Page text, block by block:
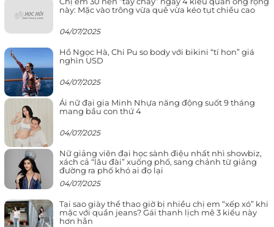
này: Mặc vào trông vừa quê vừa kéo tụt chiều cao
04/07/2025
Hồ Ngọc Hà, Chi Pu so body với bikini “tí hon” giá
nghìn USD
04/07/2025
Ái nữ đại gia Minh Nhựa năng động suốt 9 tháng
mang bầu con thứ 4
04/07/2025
Nữ giảng viên đại học sành điệu nhất nhì showbiz,
xách cả “lâu đài” xuống phố, sang chảnh từ giảng
đường ra phố khó ai đọ lại
04/07/2025
Tại sao giày thể thao giờ bị nhiều chị em “xếp xó” khi
mặc với quần jeans? Gái thanh lịch mê 3 kiểu này
hơn hẳn